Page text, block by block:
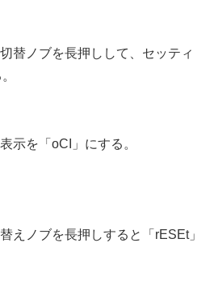
替ノブを長押しして、セッティ
示を「oCI」にする。
えノブを長押しすると「rESEt」